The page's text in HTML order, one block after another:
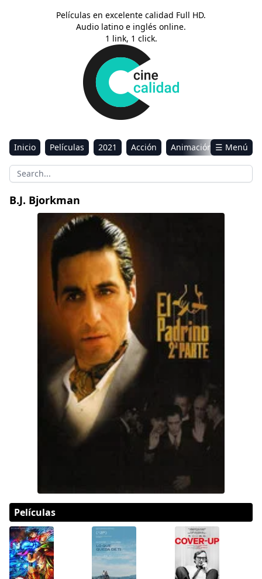
Películas en excelente calidad Full HD.
Audio latino e inglés online.
1 link, 1 click.
Inicio Películas 2021 Acción
Animación
Aventura
Ciencia ficción Comedia
Drama
Sci-Fi & Fantasy
☰ Menú
B.J. Bjorkman
El Padrino 2
Películas